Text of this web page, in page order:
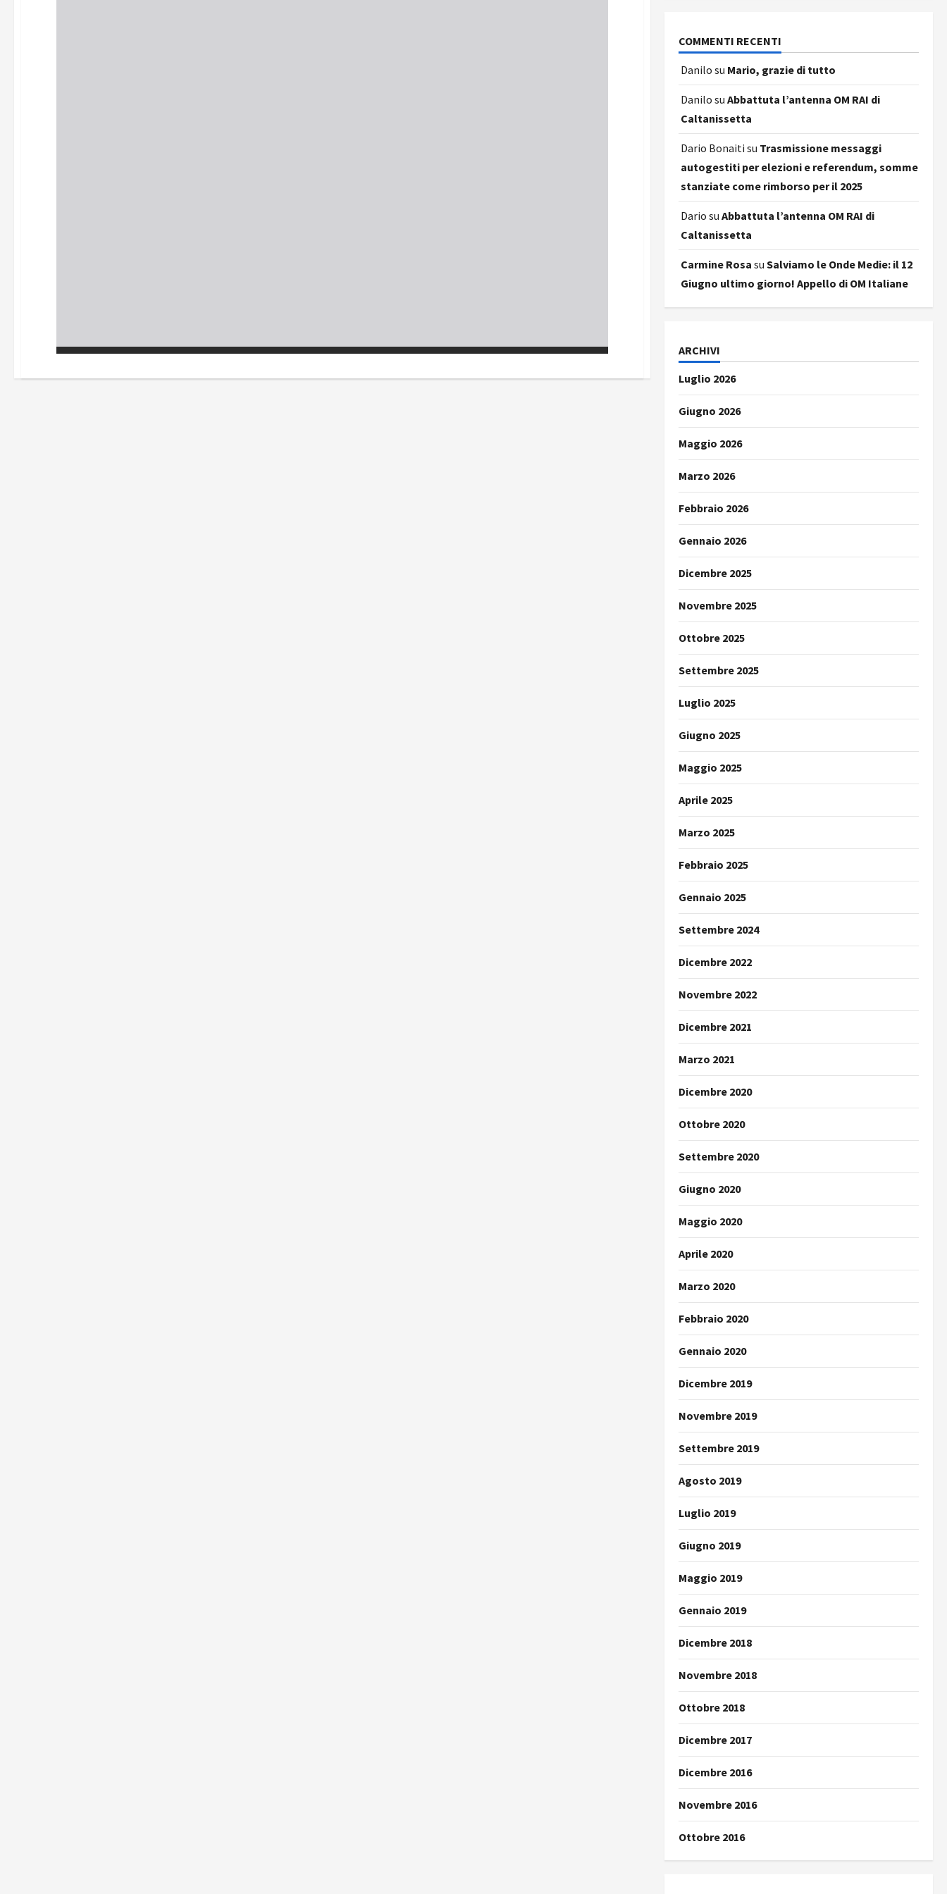
COMMENTI RECENTI
Danilo su Mario, grazie di tutto
Danilo su Abbattuta l’antenna OM RAI di
Caltanissetta
Dario Bonaiti su Trasmissione messaggi
autogestiti per elezioni e referendum, somme
stanziate come rimborso per il 2025
Dario su Abbattuta l’antenna OM RAI di
Caltanissetta
Carmine Rosa su Salviamo le Onde Medie: il 12
Giugno ultimo giorno! Appello di OM Italiane
ARCHIVI
Luglio 2026
Giugno 2026
Maggio 2026
Marzo 2026
Febbraio 2026
Gennaio 2026
Dicembre 2025
Novembre 2025
Ottobre 2025
Settembre 2025
Luglio 2025
Giugno 2025
Maggio 2025
Aprile 2025
Marzo 2025
Febbraio 2025
Gennaio 2025
Settembre 2024
Dicembre 2022
Novembre 2022
Dicembre 2021
Marzo 2021
Dicembre 2020
Ottobre 2020
Settembre 2020
Giugno 2020
Maggio 2020
Aprile 2020
Marzo 2020
Febbraio 2020
Gennaio 2020
Dicembre 2019
Novembre 2019
Settembre 2019
Agosto 2019
Luglio 2019
Giugno 2019
Maggio 2019
Gennaio 2019
Dicembre 2018
Novembre 2018
Ottobre 2018
Dicembre 2017
Dicembre 2016
Novembre 2016
Ottobre 2016